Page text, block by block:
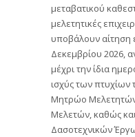
μεταβατικού
μελετητικές
υποβάλουν αίτηση
Δεκεμβρίου 2026,
μέχρι την ίδια
ισχύς των
Μητρώο
Μελετών, καθώς
Δασοτεχνικών